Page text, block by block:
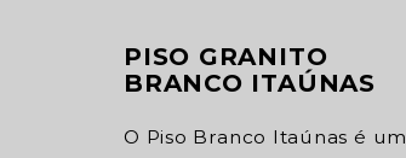
PISO GRANITO
BRANCO ITAÚNAS
O Piso Branco Itaúnas é um